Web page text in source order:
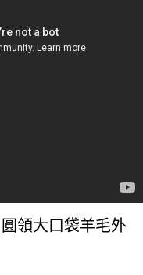
領大口袋羊毛外